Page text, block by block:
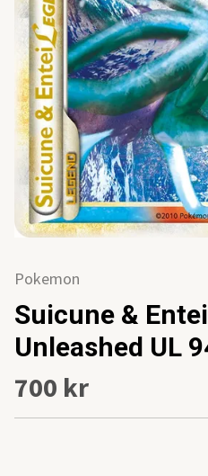
Pokemon
Suicune &
Unleashed UL
700 kr